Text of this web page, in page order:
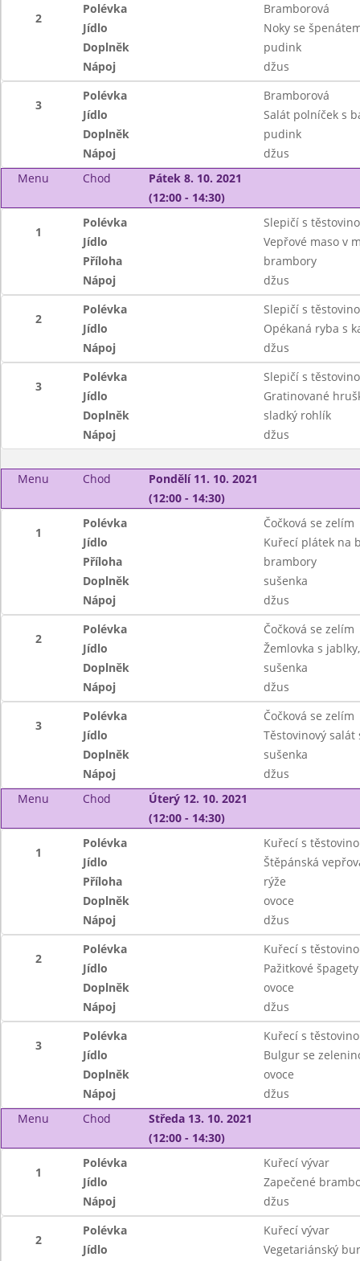
2
Polévka
Bramborová
Jídlo
Noky se
Doplněk
pudink
Nápoj
džus
3
Polévka
Bramborová
Jídlo
Salát polníček s
Doplněk
pudink
Nápoj
džus
Menu
Chod
Pátek 8. 10. 2021
(12:00 - 14:30)
1
Polévka
Slepičí s
Jídlo
Vepřové maso v
Příloha
brambory
Nápoj
džus
2
Polévka
Slepičí s
Jídlo
Opékaná ryba s
Nápoj
džus
3
Polévka
Slepičí s
Jídlo
Gratinované
Doplněk
sladký rohlík
Nápoj
džus
Menu Chod
Pondělí 11. 10. 2021
(12:00 - 14:30)
1
Polévka
Čočková se zelím
Jídlo
Kuřecí plátek na
Příloha
brambory
Doplněk
sušenka
Nápoj
džus
2
Polévka
Čočková se zelím
Jídlo
Žemlovka s
Doplněk
sušenka
Nápoj
džus
3
Polévka
Čočková se zelím
Jídlo
Těstovinový salát
Doplněk
sušenka
Nápoj
džus
Menu
Chod
Úterý 12. 10. 2021
(12:00 - 14:30)
1
Polévka
Kuřecí s
Jídlo
Štěpánská
Příloha
rýže
Doplněk
ovoce
Nápoj
džus
2
Polévka
Kuřecí s
Jídlo
Pažitkové
Doplněk
ovoce
Nápoj
džus
3
Polévka
Kuřecí s
Jídlo
Bulgur se
Doplněk
ovoce
Nápoj
džus
Menu
Chod
Středa 13. 10. 2021
(12:00 - 14:30)
1
Polévka
Kuřecí vývar
Jídlo
Zapečené
Nápoj
džus
2
Polévka
Kuřecí vývar
Jídlo
Vegetariánský